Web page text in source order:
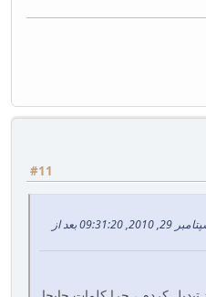
#11
نقل قول از: khanumBAHAR در سپتامبر 29, 2010, 09:31:20 بعد از